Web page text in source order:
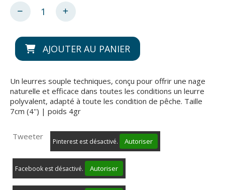
AJOUTER AU PANIER
Un leurres souple techniques, conçu pour offrir une nage
naturelle et efficace dans toutes les conditions un leurre
polyvalent, adapté à toute les condition de pêche. Taille
7cm (4'') | poids 4gr
Tweeter
Pinterest est désactivé. Autoriser
Facebook est désactivé. Autoriser